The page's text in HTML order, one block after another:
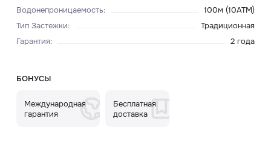
Водонепроницаемость:
100м (10ATM)
Тип Застежки:
Традиционная
Гарантия: 2 года
БОНУСЫ
Международная
гарантия
Бесплатная
доставка